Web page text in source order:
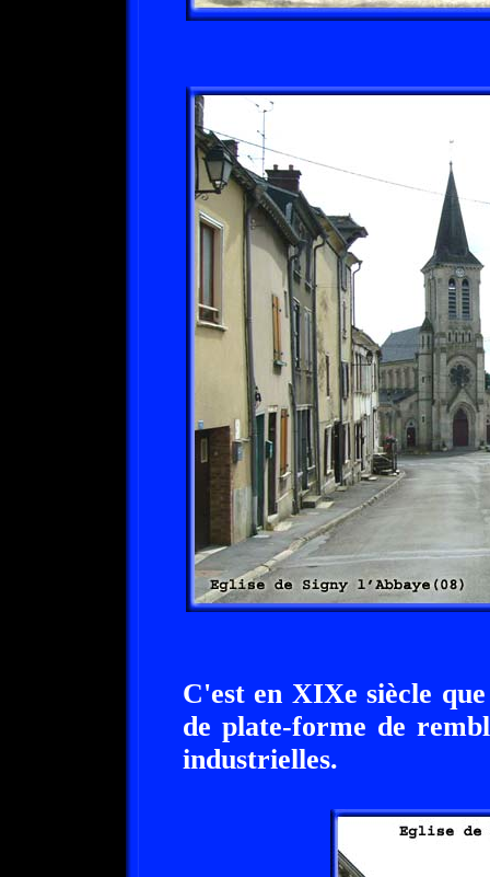
C'est en XIXe siècle
de plate-forme de
industrielles.